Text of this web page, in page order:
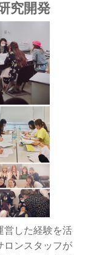
究開発
営した経験を活
ロンスタッフが